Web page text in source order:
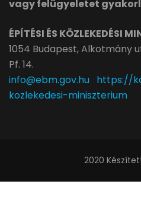
vagy felügyeletet
ÉPÍTÉSI ÉS KÖZLEKEDÉSI
1054 Budapest, Alkotmány
Pf. 14.
info@ebm.gov.hu https://
kozlekedesi-miniszterium
2020